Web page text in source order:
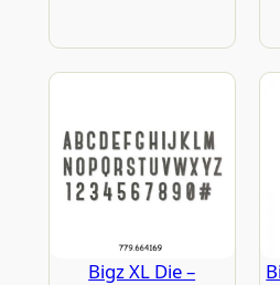
Bigz XL Die –